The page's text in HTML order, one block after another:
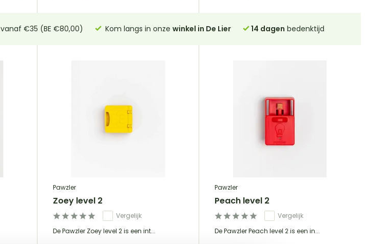
vanaf €35 (BE €80,00) Kom langs in onze winkel in De Lier 14 dagen bedenktijd
Pawzler
Zoey level 2
Vergelijk
De Pawzler Zoey level 2 is een int...
Pawzler
Peach level 2
Vergelijk
De Pawzler Peach level 2 is een in...